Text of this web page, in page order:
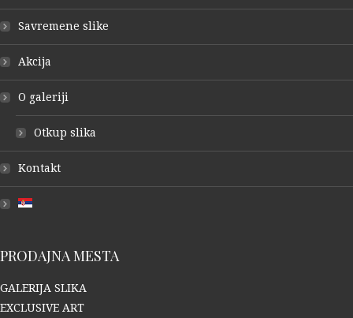
Savremene slike
Akcija
O galeriji
Otkup slika
Kontakt
PRODAJNA MESTA
GALERIJA SLIKA
EXCLUSIVE ART